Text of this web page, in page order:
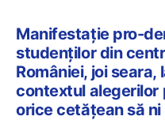
Manifestație pro-
studenților din
României, joi seara,
contextul alegerilor
orice cetățean să ni